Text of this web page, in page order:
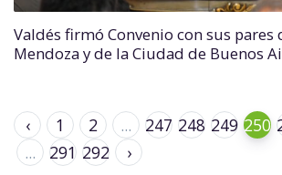
Valdés firmó Convenio con sus pares
Mendoza y de la Ciudad de Buenos
‹ 1 2 ... 247 248 249 250
...
291 292 ›